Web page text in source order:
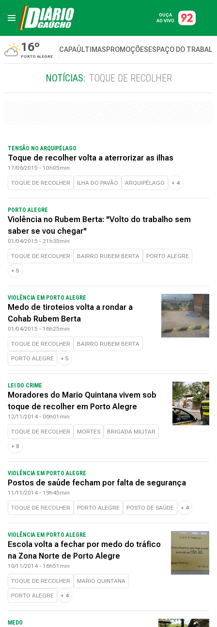
OUÇA
AO VIVO
16º
PORTO ALEGRE
CAPAÚLTIMASPROMOÇÕESESPAÇO DO
NOTÍCIAS: TOQUE DE RECOLHER
TENSÃO NO ARQUIPÉLAGO
Toque de recolher volta a aterrorizar as ilhas
17/06/2015 - 10h05min
TOQUE DE RECOLHER ILHA DO PAVÃO ARQUIPÉLAGO + 4
PORTO ALEGRE
Violência no Rubem Berta: "Volto do trabalho sem
saber se vou chegar"
01/04/2015 - 21h35min
TOQUE DE RECOLHER BAIRRO RUBEM BERTA PORTO ALEGRE
+ 5
VIOLÊNCIA EM PORTO ALEGRE
Medo de tiroteios volta a rondar a
Cohab Rubem Berta
01/04/2015 - 16h25min
TOQUE DE RECOLHER BAIRRO RUBEM BERTA
PORTO ALEGRE + 5
LEI DO CRIME
Moradores do Mario Quintana vivem sob
toque de recolher em Porto Alegre
12/11/2014 - 06h01min
TOQUE DE RECOLHER MORTES BRIGADA MILITAR
+ 8
VIOLÊNCIA EM PORTO ALEGRE
Postos de saúde fecham por falta de segurança
11/11/2014 - 19h45min
TOQUE DE RECOLHER PORTO ALEGRE POSTO DE SAÚDE + 4
VIOLÊNCIA EM PORTO ALEGRE
Escola volta a fechar por medo do tráfico
na Zona Norte de Porto Alegre
10/11/2014 - 16h51min
TOQUE DE RECOLHER MARIO QUINTANA
PORTO ALEGRE + 4
MEDO